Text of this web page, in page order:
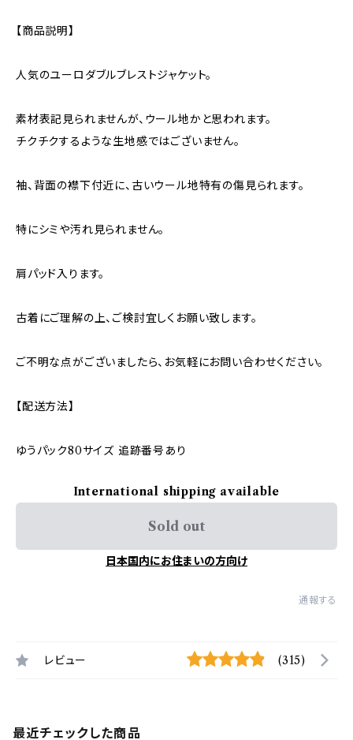
【商品説明】
人気のユーロダブルブレストジャケット。
素材表記見られませんが、ウール地かと思われます。
チクチクするような生地感ではございません。
袖、背面の襟下付近に、古いウール地特有の傷見られます。
特にシミや汚れ見られません。
肩パッド入ります。
古着にご理解の上、ご検討宜しくお願い致します。
ご不明な点がございましたら、お気軽にお問い合わせください。
【配送方法】
ゆうパック80サイズ 追跡番号あり
International shipping available
Sold out
日本国内にお住まいの方向け
通報する
レビュー (315)
最近チェックした商品